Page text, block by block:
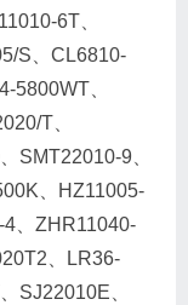
6T、
S、CL6810-
5800WT、
T、
SMT22010-9、
、HZ11005-
、ZHR11040-
、LR36-
SJ22010E、